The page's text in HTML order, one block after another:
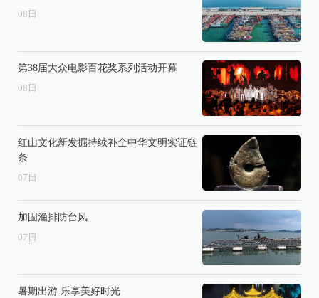
08 日
第38届大众电影百花奖系列活动开幕
08 日
红山文化新发掘持续补全中华文明实证链
条
07 日
加固渔排防台风
07 日
暑期出游 乐享美好时光